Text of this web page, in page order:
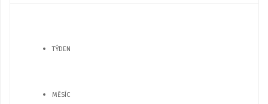
TÝDEN
MĚSÍC